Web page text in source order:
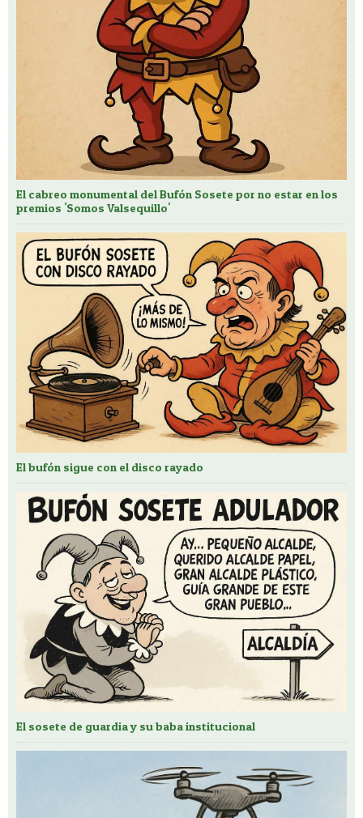
El cabreo monumental del Bufón Sosete por no estar en los
premios 'Somos Valsequillo'
El bufón sigue con el disco rayado
El sosete de guardia y su baba institucional